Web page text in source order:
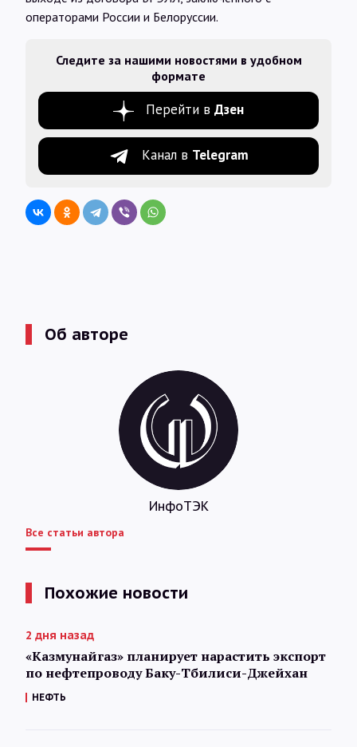
операторами России и Белоруссии.
Следите за нашими новостями в удобном
формате
Перейти в Дзен
Канал в Telegram
Об авторе
ИнфоТЭК
Все статьи автора
Похожие новости
2 дня назад
«Казмунайгаз» планирует нарастить экспорт
по нефтепроводу Баку-Тбилиси-Джейхан
НЕФТЬ